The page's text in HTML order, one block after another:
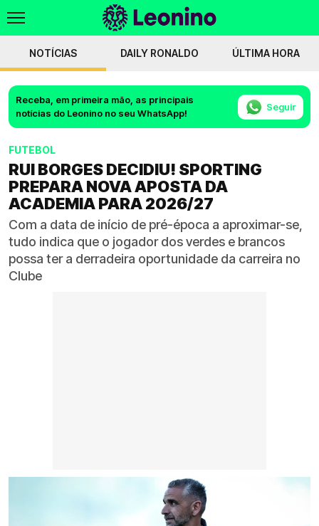
NOTÍCIAS DAILY RONALDO ÚLTIMA HORA
Receba, em primeira mão, as principais
notícias do Leonino no seu WhatsApp!
Seguir
FUTEBOL
RUI BORGES DECIDIU! SPORTING
PREPARA NOVA APOSTA DA
ACADEMIA PARA 2026/27
Com a data de início de pré-época a aproximar-se,
tudo indica que o jogador dos verdes e brancos
possa ter a derradeira oportunidade da carreira no
Clube